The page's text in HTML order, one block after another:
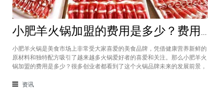
小肥羊火锅加盟的费用是多少？费用标准如下看你是否符合加盟资格
小肥羊火锅是美食市场上非常受大家喜爱的美食品牌，凭借健康营养新鲜的
原材料和独特配方吸引了越来越多火锅爱好者的喜爱和关注。那么小肥羊火
锅加盟的费用是多少？很多创业者都看到了这个火锅品牌未来的发展前景，
小编带大家一起了解小肥羊火锅加盟的费用情况让创业者拥有更多信息。创
资讯